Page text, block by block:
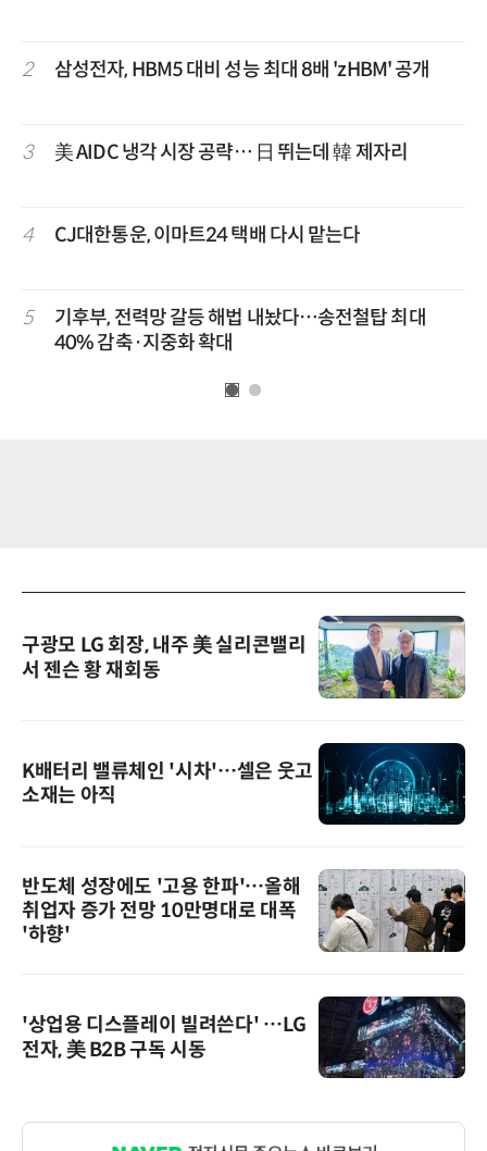
2 삼성전자, HBM5 대비 성능 최대 8배 'zHBM' 공개
3 美 AIDC 냉각 시장 공략… 日 뛰는데 韓 제자리
4 CJ대한통운, 이마트24 택배 다시 맡는다
5
기후부, 전력망 갈등 해법 내놨다…송전철탑 최대
40% 감축·지중화 확대
구광모 LG 회장, 내주 美 실리콘밸리
서 젠슨 황 재회동
K배터리 밸류체인 '시차'…셀은 웃고
소재는 아직
반도체 성장에도 '고용 한파'…올해
취업자 증가 전망 10만명대로 대폭
'하향'
'상업용 디스플레이 빌려쓴다' …LG
전자, 美 B2B 구독 시동